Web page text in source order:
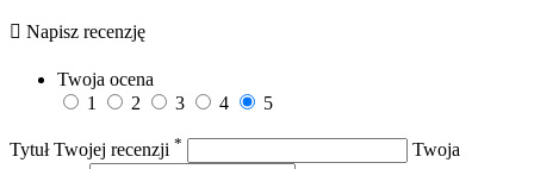
Napisz recenzję
Twoja ocena
1
2 3 4 5
Tytuł Twojej recenzji * Twoja